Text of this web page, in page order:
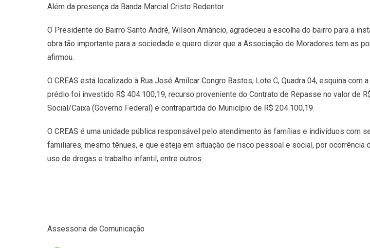
Além da presença da Banda Marcial Cristo Redentor.
O Presidente do Bairro Santo André, Wilson Amâncio, agradeceu a escolha do bairro para a
obra tão importante para a sociedade e quero dizer que a Associação de Moradores tem as
afirmou.
O CREAS está localizado à Rua José Amílcar Congro Bastos, Lote C, Quadra 04, esquina com
prédio foi investido R$ 404.100,19, recurso proveniente do Contrato de Repasse no valor de
Social/Caixa (Governo Federal) e contrapartida do Município de R$ 204.100,19.
O CREAS é uma unidade pública responsável pelo atendimento às famílias e indivíduos com
familiares, mesmo tênues, e que esteja em situação de risco pessoal e social, por
uso de drogas e trabalho infantil, entre outros.
Assessoria de Comunicação